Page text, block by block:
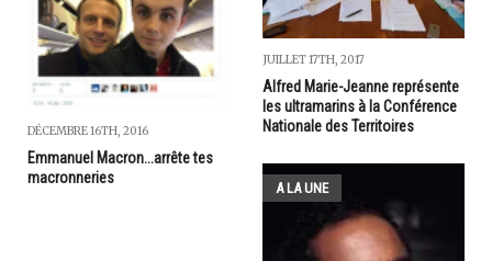
DÉCEMBRE 16TH, 2016
Emmanuel Macron...arrête tes
macronneries
JUILLET 17TH, 2017
Alfred Marie-Jeanne représente
les ultramarins à la Conférence
Nationale des Territoires
A LA UNE